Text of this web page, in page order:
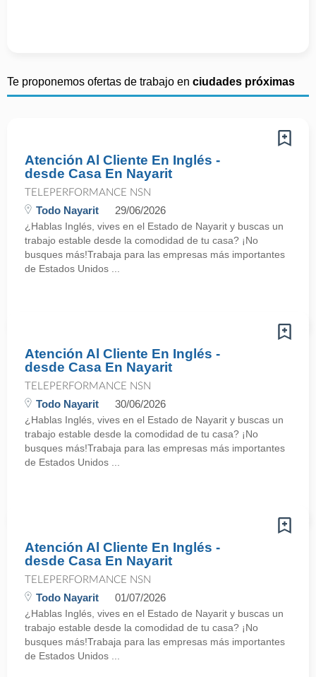
Te proponemos ofertas de trabajo en ciudades próximas
Atención Al Cliente En Inglés -
desde Casa En Nayarit
TELEPERFORMANCE NSN
Todo Nayarit 29/06/2026
¿Hablas Inglés, vives en el Estado de Nayarit y buscas un
trabajo estable desde la comodidad de tu casa? ¡No
busques más!Trabaja para las empresas más importantes
de Estados Unidos ...
Atención Al Cliente En Inglés -
desde Casa En Nayarit
TELEPERFORMANCE NSN
Todo Nayarit 30/06/2026
¿Hablas Inglés, vives en el Estado de Nayarit y buscas un
trabajo estable desde la comodidad de tu casa? ¡No
busques más!Trabaja para las empresas más importantes
de Estados Unidos ...
Atención Al Cliente En Inglés -
desde Casa En Nayarit
TELEPERFORMANCE NSN
Todo Nayarit 01/07/2026
¿Hablas Inglés, vives en el Estado de Nayarit y buscas un
trabajo estable desde la comodidad de tu casa? ¡No
busques más!Trabaja para las empresas más importantes
de Estados Unidos ...